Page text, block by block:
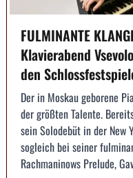
FULMINANTE
Klavierabend
den
Der in Moskau geborene
der größten Talente.
sein Solodebüt in der New
sogleich bei seiner
Rachmaninows Prelude,